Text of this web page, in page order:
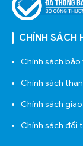
CHÍNH SÁCH
Chính sách
Chính sách
Chính sách
Chính sách đổi